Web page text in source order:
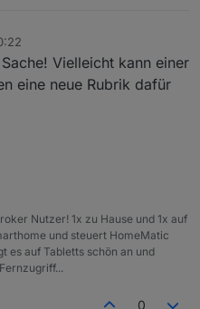
Vielleicht kann einer
eine neue Rubrik dafür
Nutzer! 1x zu Hause und 1x auf
und steuert HomeMatic
es auf Tabletts schön an und
0